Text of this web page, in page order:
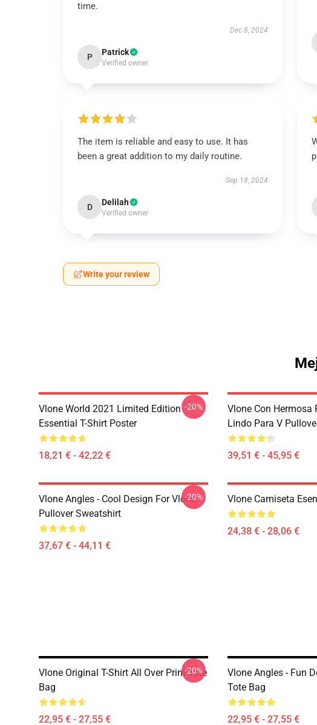
time.
Dec 8, 2024
P Patrick
Verified owner
The item is reliable and easy to use. It has
been a great addition to my daily routine.
Sep 18, 2024
D Delilah
Verified owner
Write your review
Vlone World 2021 Limited Edition
Essential T-Shirt Poster
18,21 € - 42,22 €
-20%
Vlone Con Hermosa
Lindo Para V
39,51 € - 45,95 €
Vlone Angles - Cool Design For Vlone
Pullover Sweatshirt
37,67 € - 44,11 €
-20% Vlone Camiseta
24,38 € - 28,06 €
Vlone Original T-Shirt All Over Print Tote
Bag
22,95 € - 27,55 €
-20%
Vlone Angles - Fun
Tote Bag
22,95 € - 27,55 €